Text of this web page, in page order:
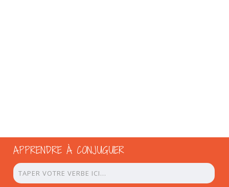
APPRENDRE À CONJUGUER